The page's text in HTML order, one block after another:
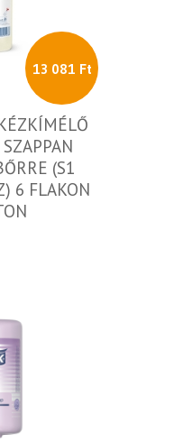
13 081 Ft
(S1
6 FLAKON